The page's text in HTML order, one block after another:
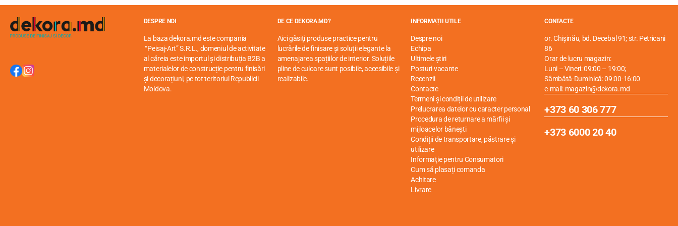
DESPRE NOI
La baza dekora.md este compania
“Peisaj-Art” S.R.L., domeniul de activitate
al căreia este importul și distribuția B2B a
materialelor de construcție pentru finisări
și decorațiuni, pe tot teritoriul Republicii
Moldova.
DE CE DEKORA.MD?
Aici găsiți produse practice pentru
lucrările de finisare și soluții elegante la
amenajarea spațiilor de interior. Soluțiile
pline de culoare sunt posibile, accesibile și
realizabile.
INFORMAȚII UTILE
Despre noi
Echipa
Ultimele știri
Posturi vacante
Recenzii
Contacte
Termeni și condiții de utilizare
Prelucrarea datelor cu caracter personal
Procedura de returnare a mărfii și
mijloacelor bănești
Condiții de transportare, păstrare și
utilizare
Informaţie pentru Consumatori
Cum să plasați comanda
Achitare
Livrare
CONTACTE
or. Chișinău, bd. Decebal 91; str. Petricani
86
Orar de lucru magazin:
Luni – Vineri: 09:00 – 19:00;
Sâmbătă-Duminică: 09:00-16:00
e-mail: magazin@dekora.md
+373 60 306 777
+373 6000 20 40